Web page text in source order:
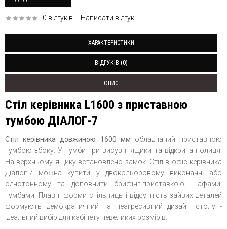
0 відгуків Написати відгук
ХАРАКТЕРИСТИКИ
ВІДГУКІВ (0)
ОПИС
Стіл керівника L1600 з приставною
тумбою ДІАЛОГ-7
Стіл керівника довжиною 1600 мм обладнаний
приставною
тумбою збоку. У тумби три висувні ящики та відкрита полиця.
На верхньому ящику встановлено замок. Стіл в офіс керівника
Діалог-7 можна купити у двокольоровому виконанні або
однотонному та доповнити брифінг-приставкою, шафами,
тумбами. Плавні форми стільниць і відсутність зайвих деталей
формують демократичний та неагресивний дизайн столу -
ідеальний вибір для кабінету невеликих розмірів.